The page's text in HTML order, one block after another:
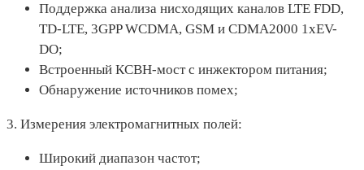
Поддержка анализа нисходящих каналов LTE FDD,
TD-LTE, 3GPP WCDMA, GSM и CDMA2000 1xEV-
DO;
Встроенный КСВН-мост с инжектором питания;
Обнаружение источников помех;
3. Измерения электромагнитных полей:
Широкий диапазон частот;